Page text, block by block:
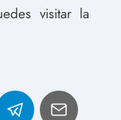
visitar la